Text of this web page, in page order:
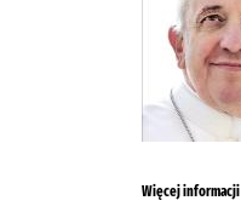
Więcej informacji